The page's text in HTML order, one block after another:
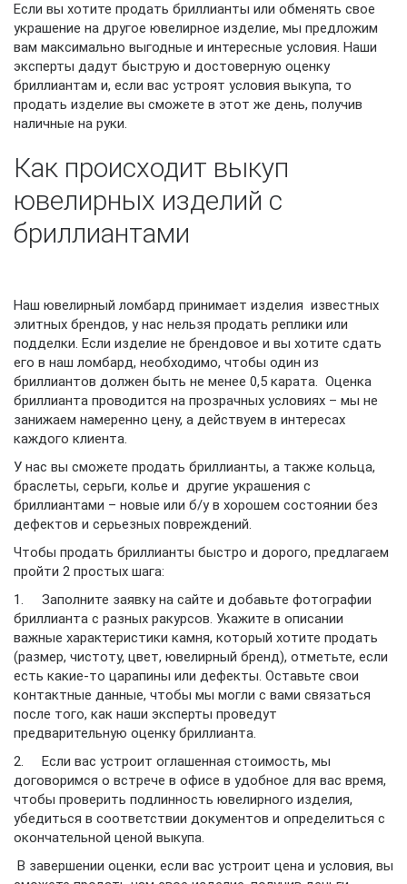
Если вы хотите продать бриллианты или обменять свое
украшение на другое ювелирное изделие, мы предложим
вам максимально выгодные и интересные условия. Наши
эксперты дадут быструю и достоверную оценку
бриллиантам и, если вас устроят условия выкупа, то
продать изделие вы сможете в этот же день, получив
наличные на руки.
Как происходит выкуп
ювелирных изделий с
бриллиантами
Наш ювелирный ломбард принимает изделия известных
элитных брендов, у нас нельзя продать реплики или
подделки. Если изделие не брендовое и вы хотите сдать
его в наш ломбард, необходимо, чтобы один из
бриллиантов должен быть не менее 0,5 карата. Оценка
бриллианта проводится на прозрачных условиях – мы не
занижаем намеренно цену, а действуем в интересах
каждого клиента.
У нас вы сможете продать бриллианты, а также кольца,
браслеты, серьги, колье и другие украшения с
бриллиантами – новые или б/у в хорошем состоянии без
дефектов и серьезных повреждений.
Чтобы продать бриллианты быстро и дорого, предлагаем
пройти 2 простых шага:
1. Заполните заявку на сайте и добавьте фотографии
бриллианта с разных ракурсов. Укажите в описании
важные характеристики камня, который хотите продать
(размер, чистоту, цвет, ювелирный бренд), отметьте, если
есть какие-то царапины или дефекты. Оставьте свои
контактные данные, чтобы мы могли с вами связаться
после того, как наши эксперты проведут
предварительную оценку бриллианта.
2. Если вас устроит оглашенная стоимость, мы
договоримся о встрече в офисе в удобное для вас время,
чтобы проверить подлинность ювелирного изделия,
убедиться в соответствии документов и определиться с
окончательной ценой выкупа.
В завершении оценки, если вас устроит цена и условия, вы